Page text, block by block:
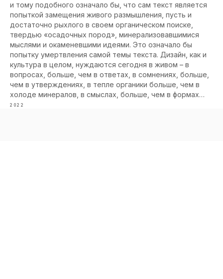
и тому подобного означало бы, что сам текст является
попыткой замещения живого размышления, пусть и
достаточно рыхлого в своем органическом поиске,
твердью «осадочных пород», минерализовавшимися
мыслями и окаменевшими идеями. Это означало бы
попытку умертвления самой темы текста. Дизайн, как и
культура в целом, нуждаются сегодня в живом – в
вопросах, больше, чем в ответах, в сомнениях, больше,
чем в утверждениях, в тепле органики больше, чем в
холоде минералов, в смыслах, больше, чем в формах…
2022